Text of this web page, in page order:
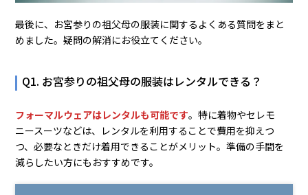
最後に、お宮参りの祖父母の服装に関するよくある質問をまと
めました。疑問の解消にお役立てください。
Q1. お宮参りの祖父母の服装はレンタルできる？
フォーマルウェアはレンタルも可能です。特に着物やセレモ
ニースーツなどは、レンタルを利用することで費用を抑えつ
つ、必要なときだけ着用できることがメリット。準備の手間を
減らしたい方にもおすすめです。